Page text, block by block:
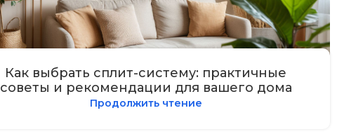
Как выбрать сплит-систему: практичные
советы и рекомендации для вашего дома
Продолжить чтение